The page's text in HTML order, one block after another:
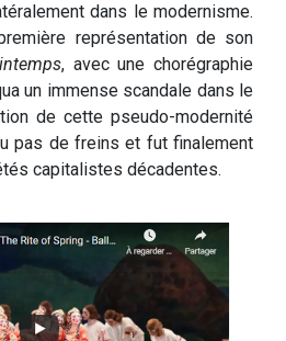
dans le modernisme.
représentation de son
, avec une chorégraphie
un immense scandale dans le
de cette pseudo-modernité
pas de freins et fut finalement
capitalistes décadentes.